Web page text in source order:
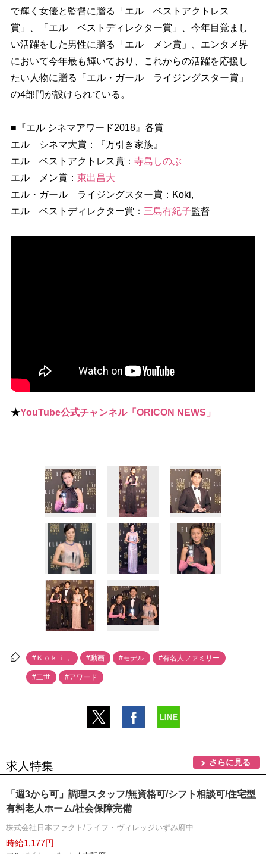
で輝く女優と監督に贈る「エル ベストアクトレス
賞」、「エル ベストディレクター賞」、今年目覚まし
い活躍をした男性に贈る「エル メン賞」、エンタメ界
において今年最も輝いており、これからの活躍を応援し
たい人物に贈る「エル・ガール ライジングスター賞」
の4部門が設けられている。
■『エル シネマアワード2018』各賞
エル シネマ大賞：『万引き家族』
エル ベストアクトレス賞： 寺島しのぶ
エル メン賞： 東出昌大
エル・ガール ライジングスター賞：Koki,
エル ベストディレクター賞： 三島有紀子監督
★YouTube公式チャンネル「ORICON NEWS」
#Ｋｏｋｉ， #動画 #モデル #有名人ファミリー
#二世 #アワード
求人特集 さらに見る
「週3から可」調理スタッフ/無資格可/シフト相談可/住宅型
有料老人ホーム/社会保障完備
株式会社日本ファクト/ライフ・ヴィレッジいずみ府中
時給1,177円